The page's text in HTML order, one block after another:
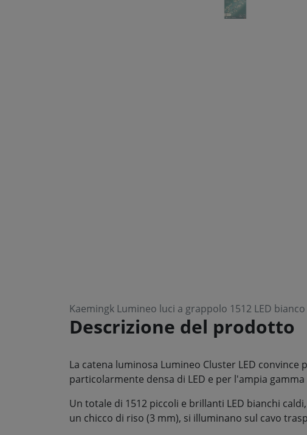
Kaemingk Lumineo luci a grappolo 1512 LED
Descrizione del prodotto
La catena luminosa Lumineo Cluster LED convince
particolarmente densa di LED e per l'ampia
Un totale di 1512 piccoli e brillanti LED bianchi
un chicco di riso (3 mm), si illuminano sul cavo